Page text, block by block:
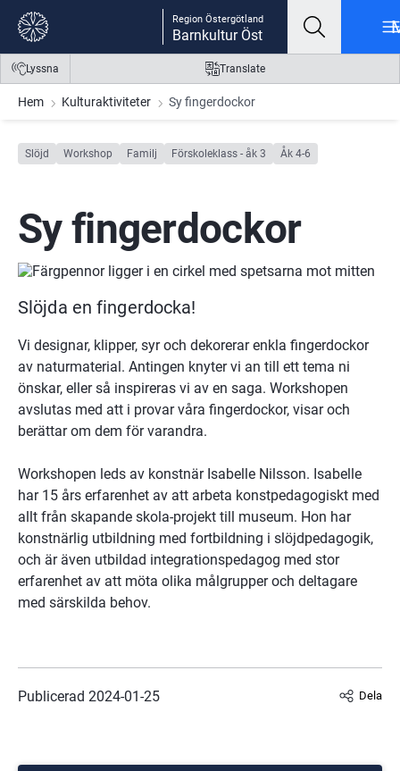
Gå till innehåll
Gå till meny
Gå till sidfot Region Östergötland
Barnkultur Öst
Lyssna Translate
Hem Kulturaktiviteter Sy fingerdockor
Slöjd Workshop Familj Förskoleklass - åk 3 Åk 4-6
Sy fingerdockor
Slöjda en fingerdocka!
Vi designar, klipper, syr och dekorerar enkla fingerdockor
av naturmaterial. Antingen knyter vi an till ett tema ni
önskar, eller så inspireras vi av en saga. Workshopen
avslutas med att i provar våra fingerdockor, visar och
berättar om dem för varandra.
Workshopen leds av konstnär Isabelle Nilsson. Isabelle
har 15 års erfarenhet av att arbeta konstpedagogiskt med
allt från skapande skola-projekt till museum. Hon har
konstnärlig utbildning med fortbildning i slöjdpedagogik,
och är även utbildad integrationspedagog med stor
erfarenhet av att möta olika målgrupper och deltagare
med särskilda behov.
Publicerad 2024-01-25 Dela